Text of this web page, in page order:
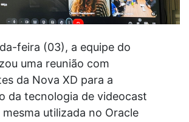
feira (03), a equipe do
uma reunião com
da Nova XD para a
da tecnologia de videocast
utilizada no Oracle